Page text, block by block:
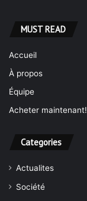
MUST READ
Accueil
À propos
Équipe
Acheter maintenant!
Categories
Actualites
Société